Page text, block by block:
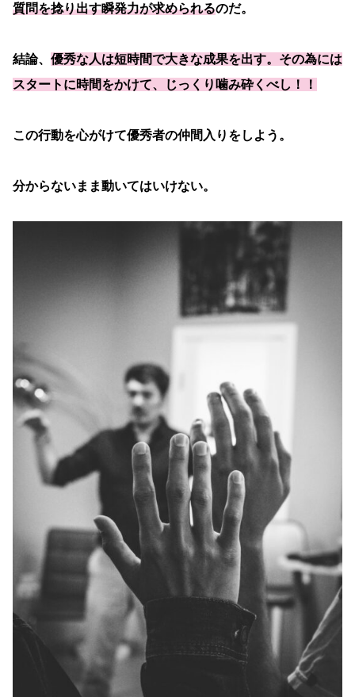
質問を捻り出す瞬発力が求められるのだ。
結論、 優秀な人は短時間で大きな成果を出す。その為には
スタートに時間をかけて、じっくり噛み砕くべし！！
この行動を心がけて優秀者の仲間入りをしよう。
分からないまま動いてはいけない。